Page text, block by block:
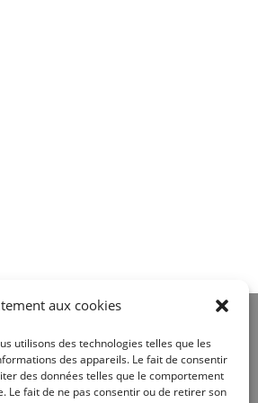
aux cookies
utilisons des technologies telles que les
des appareils. Le fait de consentir
des données telles que le comportement
Le fait de ne pas consentir ou de retirer son